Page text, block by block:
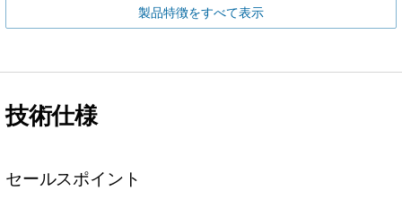
製品特徴をすべて表示
技術仕様
セールスポイント